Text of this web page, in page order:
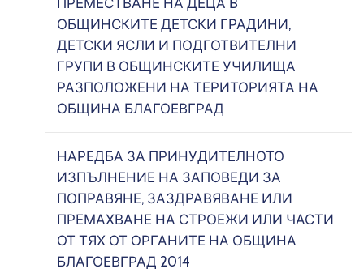
ПРЕМЕСТВАНЕ НА ДЕЦА В
ОБЩИНСКИТЕ ДЕТСКИ ГРАДИНИ,
ДЕТСКИ ЯСЛИ И ПОДГОТВИТЕЛНИ
ГРУПИ В ОБЩИНСКИТЕ УЧИЛИЩА
РАЗПОЛОЖЕНИ НА ТЕРИТОРИЯТА НА
ОБЩИНА БЛАГОЕВГРАД
НАРЕДБА ЗА ПРИНУДИТЕЛНОТО
ИЗПЪЛНЕНИЕ НА ЗАПОВЕДИ ЗА
ПОПРАВЯНЕ, ЗАЗДРАВЯВАНЕ ИЛИ
ПРЕМАХВАНЕ НА СТРОЕЖИ ИЛИ ЧАСТИ
ОТ ТЯХ ОТ ОРГАНИТЕ НА ОБЩИНА
БЛАГОЕВГРАД 2014